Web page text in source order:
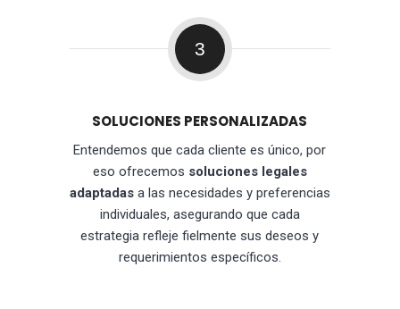
3
SOLUCIONES PERSONALIZADAS
Entendemos que cada cliente es único, por
eso ofrecemos soluciones legales
adaptadasa las necesidades y preferencias
individuales, asegurando que cada
estrategia refleje fielmente sus deseos y
requerimientos específicos.